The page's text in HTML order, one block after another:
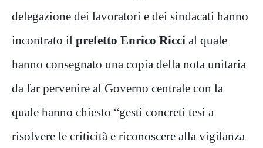
delegazione dei lavoratori e dei sindacati hanno
incontrato il prefetto Enrico Ricci al quale
hanno consegnato una copia della nota unitaria
da far pervenire al Governo centrale con la
quale hanno chiesto “gesti concreti tesi a
risolvere le criticità e riconoscere alla vigilanza